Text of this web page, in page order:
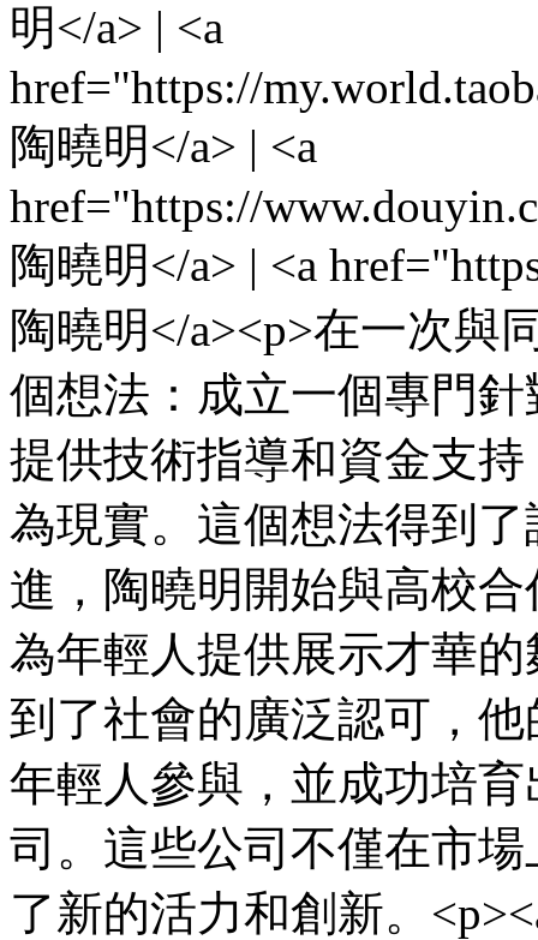
明</a> | <a
href="https://
陶曉明</a> | <a
href="https://
陶曉明</a> | <a
陶曉明</a><p>在一次與
個想法：成立一個專門
提供技術指導和資金支
為現實。這個想法得到
進，陶曉明開始與高校
為年輕人提供展示才華
到了社會的廣泛認可，
年輕人參與，並成功培
司。這些公司不僅在市
了新的活力和創新。